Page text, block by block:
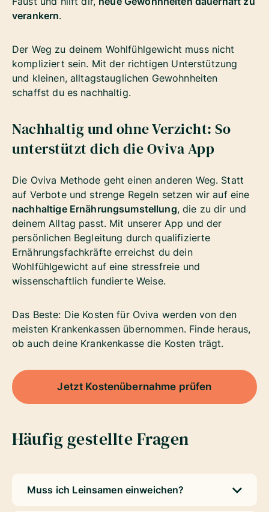
verankern.
Der Weg zu deinem Wohlfühlgewicht muss nicht
kompliziert sein. Mit der richtigen Unterstützung
und kleinen, alltagstauglichen Gewohnheiten
schaffst du es nachhaltig.
Nachhaltig und ohne Verzicht: So
unterstützt dich die Oviva App
Die Oviva Methode geht einen anderen Weg. Statt
auf Verbote und strenge Regeln setzen wir auf eine
nachhaltige Ernährungsumstellung, die zu dir und
deinem Alltag passt. Mit unserer App und der
persönlichen Begleitung durch qualifizierte
Ernährungsfachkräfte erreichst du dein
Wohlfühlgewicht auf eine stressfreie und
wissenschaftlich fundierte Weise.
Das Beste: Die Kosten für Oviva werden von den
meisten Krankenkassen übernommen. Finde heraus,
ob auch deine Krankenkasse die Kosten trägt.
Jetzt Kostenübernahme prüfen
Häufig gestellte Fragen
Muss ich Leinsamen einweichen?